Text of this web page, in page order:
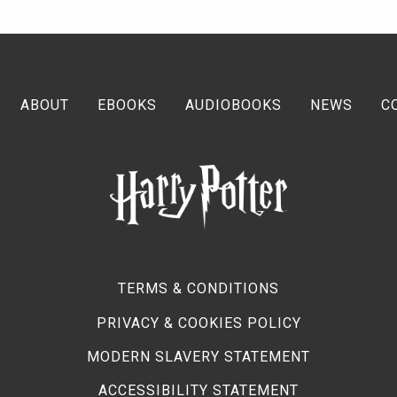
ABOUT EBOOKS AUDIOBOOKS NEWS
TERMS & CONDITIONS
PRIVACY & COOKIES POLICY
MODERN SLAVERY STATEMENT
ACCESSIBILITY STATEMENT